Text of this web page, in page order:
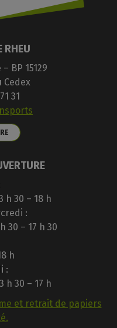
RHEU
BP 15129
Cedex
31
h 30 – 18 h
:
30 – 17 h 30
h
:
h 30 – 17 h
et retrait de papiers